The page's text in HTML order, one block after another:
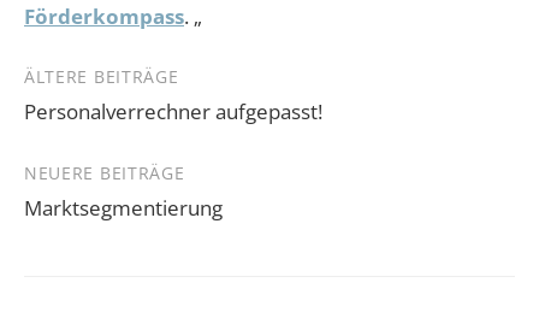
Förderkompass. „
Beitragsnavigation
ÄLTERE BEITRÄGE
Personalverrechner aufgepasst!
NEUERE BEITRÄGE
Marktsegmentierung